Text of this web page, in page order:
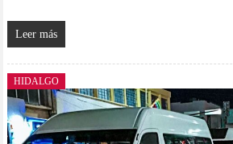
Leer más
HIDALGO